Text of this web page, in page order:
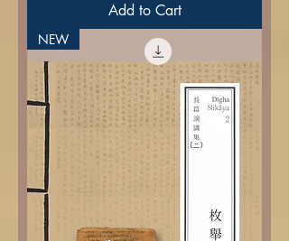
Add to Cart
NEW